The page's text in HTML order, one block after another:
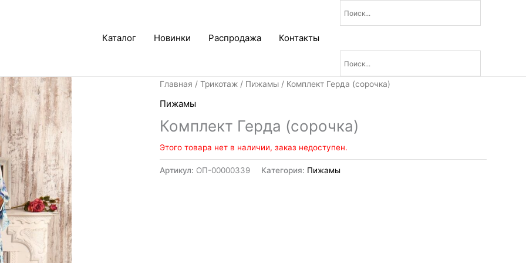
Каталог Новинки Распродажа Контакты
Главная /Трикотаж / Пижамы / Комплект Герда (сорочка)
Пижамы
Комплект Герда (сорочка)
Этого товара нет в наличии, заказ недоступен.
Артикул: ОП-00000339 Категория: Пижамы